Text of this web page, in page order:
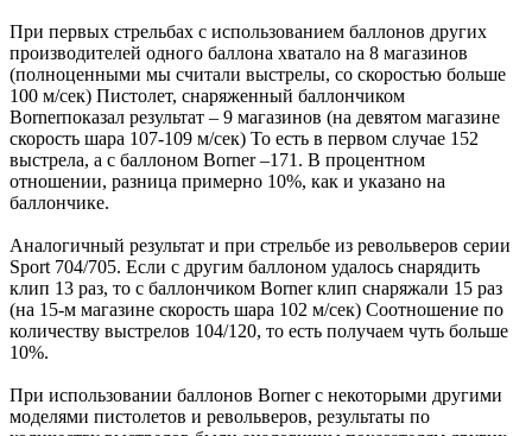
При первых стрельбах с использованием баллонов других
производителей одного баллона хватало на 8 магазинов
(полноценными мы считали выстрелы, со скоростью больше
100 м/сек) Пистолет, снаряженный баллончиком
Bornerпоказал результат – 9 магазинов (на девятом магазине
скорость шара 107-109 м/сек) То есть в первом случае 152
выстрела, а с баллоном Borner –171. В процентном
отношении, разница примерно 10%, как и указано на
баллончике.
Аналогичный результат и при стрельбе из револьверов серии
Sport 704/705. Если с другим баллоном удалось снарядить
клип 13 раз, то с баллончиком Borner клип снаряжали 15 раз
(на 15-м магазине скорость шара 102 м/сек) Соотношение по
количеству выстрелов 104/120, то есть получаем чуть больше
10%.
При использовании баллонов Borner с некоторыми другими
моделями пистолетов и револьверов, результаты по